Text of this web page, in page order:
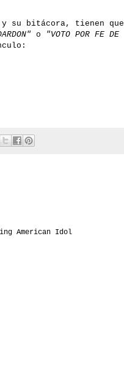
su bitácora, tienen que
o
"VOTO POR FE DE
American Idol